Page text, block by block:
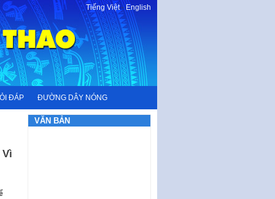
Tiếng Việt-English
ĐÁP ĐƯỜNG DÂY NÓNG
VĂN BẢN